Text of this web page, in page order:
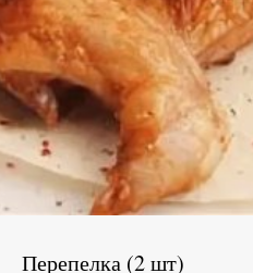
Перепелка (2 шт)